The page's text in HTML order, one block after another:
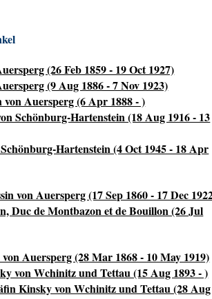
(26 Feb 1859 - 19 Oct 1927)
(9 Aug 1886 - 7 Nov 1923)
von Auersperg (6 Apr 1888 - )
Schönburg-Hartenstein (18 Aug 1916 - 13
Hartenstein (4 Oct 1945 - 18 Apr
von Auersperg (17 Sep 1860 - 17 Dec
Duc de Montbazon et de Bouillon (26 Jul
Auersperg (28 Mar 1868 - 10 May 1919)
von Wchinitz und Tettau (15 Aug 1893 - )
Kinsky von Wchinitz und Tettau (28 Aug